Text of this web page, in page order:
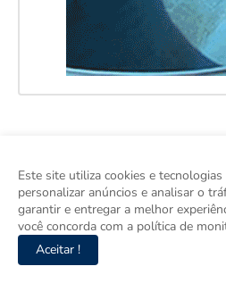
Este site utiliza cookies e
personalizar anúncios e analisar o
garantir e entregar a melhor
você concorda com a política de
Aceitar !